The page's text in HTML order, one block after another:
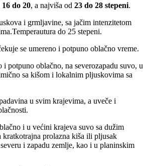
16 do 20, a najviša od 23 do 28 stepeni.
i grmljavine, sa jačim intenzitetom
do 25 stepeni.
se umereno i potpuno oblačno vreme.
i potpuno oblačno, na severozapadu suvo, u
sa kišom i lokalnim pljuskovima sa
u svim krajevima, a uveče i
i u većini krajeva suvo sa dužim
kratkotrajna prolazna kiša ili pljusak
i zapadu zemlje, kao i u planinskim